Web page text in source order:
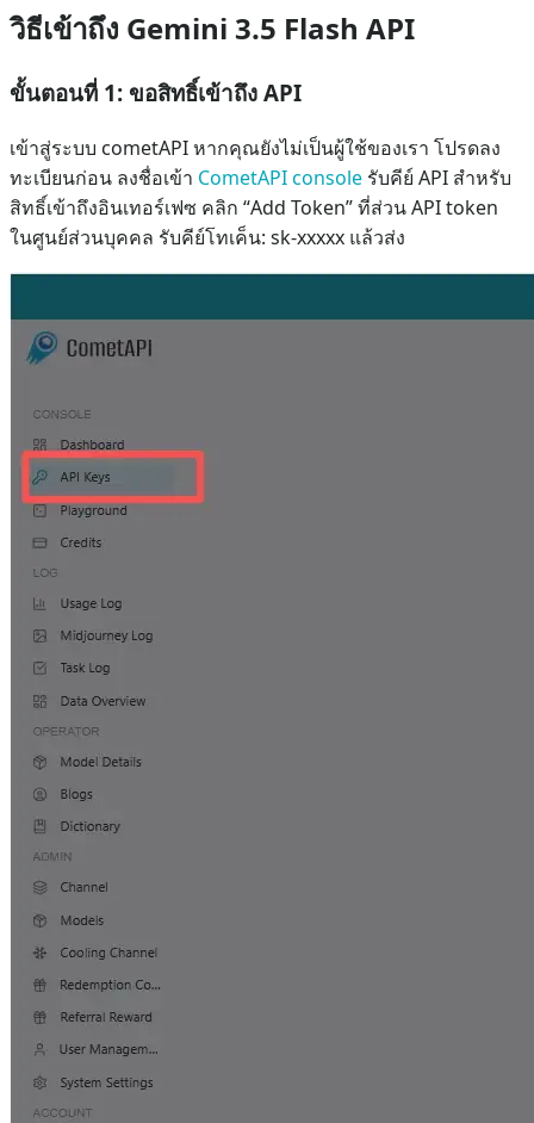
วิธีเข้าถึง Gemini 3.5 Flash API
ขั้นตอนที่ 1: ขอสิทธิ์เข้าถึง API
เข้าสู่ระบบ cometAPI หากคุณยังไม่เป็นผู้ใช้ของเรา โปรดลง
ทะเบียนก่อน ลงชื่อเข้า CometAPI console รับคีย์ API สำหรับ
สิทธิ์เข้าถึงอินเทอร์เฟซ คลิก “Add Token” ที่ส่วน API token
ในศูนย์ส่วนบุคคล รับคีย์โทเค็น: sk-xxxxx แล้วส่ง